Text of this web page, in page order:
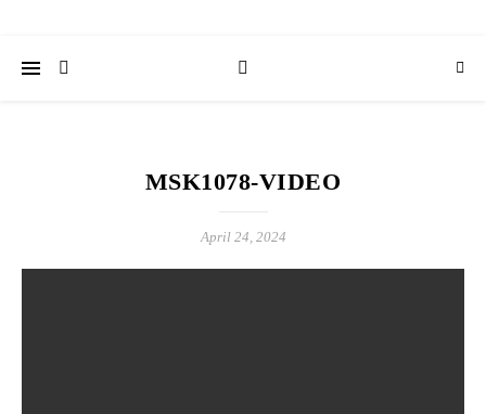
MSK1078-VIDEO
April 24, 2024